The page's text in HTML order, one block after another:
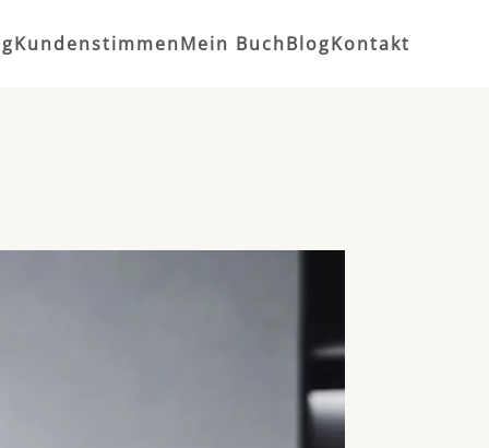
KundenstimmenMein BuchBlogKontakt